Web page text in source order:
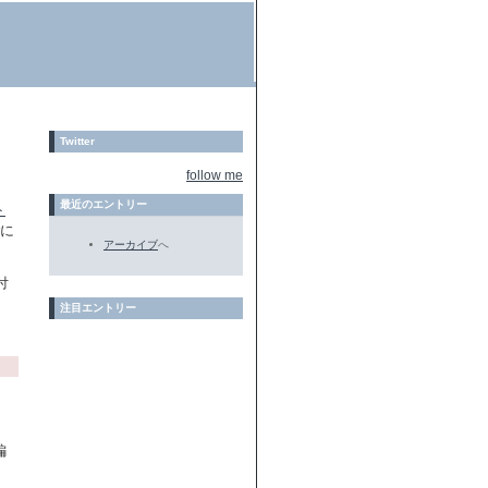
Twitter
follow me
最近のエントリー
アーカイブへ
注目エントリー